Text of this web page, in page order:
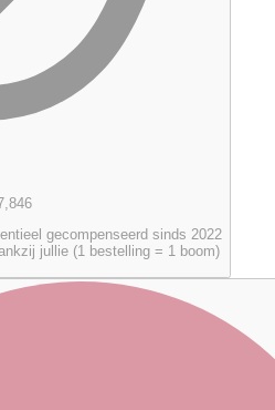
gecompenseerd sinds 2022
jullie (1 bestelling = 1 boom)